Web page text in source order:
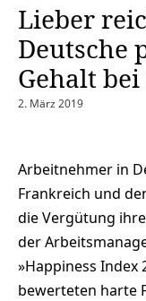
Lieber
Deutsche
Gehalt
2. März 2019
Arbeitnehmer in
Frankreich und
die Vergütung
der
»Happiness Index
bewerteten harte